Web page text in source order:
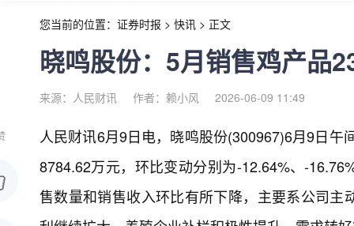
您当前的位置： 证券时报 > 快讯 > 正文
晓鸣股份：5月销售鸡产品
来源：人民财讯 作者：赖小风 2026-06-09 11:49
人民财讯6月9日电， 晓鸣股份(300967)6月9日午
8784.62万元，环比变动分别为-12.64%、-
售数量和销售收入环比有所下降，主要系公司